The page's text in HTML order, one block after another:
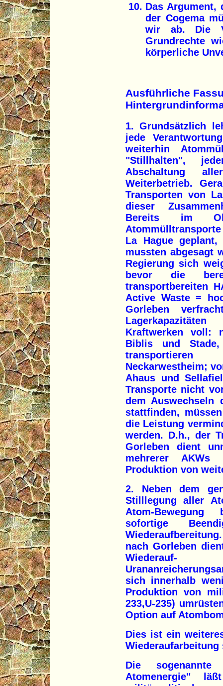
Das Argument,
der Cogema
wir ab. Die
Grundrechte
körperliche
Ausführliche
1. Grundsätzlich
jede
weiterhin
"Stillhalten",
Abschaltung
Weiterbetrieb.
Transporten von
dieser
Bereits im
La Hague
mussten abgesagt
Regierung sich
bevor die
transportbereiten
Active Waste =
Gorleben
Kraftwerken voll:
Biblis und
Neckarwestheim;
Ahaus und
Transporte nicht
dem Auswechseln
stattfinden,
die Leistung
werden. D.h., der
Gorleben dient
mehrerer
Produktion von
2. Neben dem
Stilllegung aller
Atom-
sofortige
nach Gorleben
Wiederauf-
sich innerhalb
Produktion von
233,U-235)
Option auf
Dies ist ein
Die
Atomenergie"